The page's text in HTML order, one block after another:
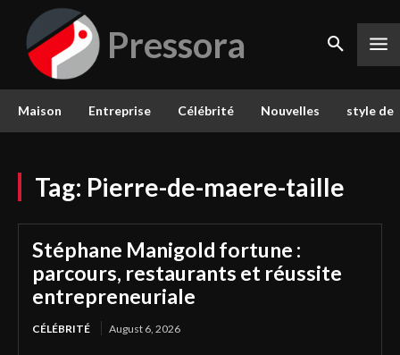
Pressora
Maison Entreprise Célébrité Nouvelles style de
Tag: Pierre-de-maere-taille
Stéphane Manigold fortune :
parcours, restaurants et réussite
entrepreneuriale
CÉLÉBRITÉ August 6, 2026